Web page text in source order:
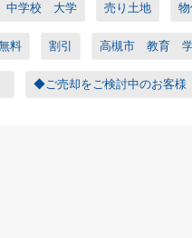
学校 大学 売り土地 物
料 割引 高槻市 教育
◆ご売却をご検討中のお客様